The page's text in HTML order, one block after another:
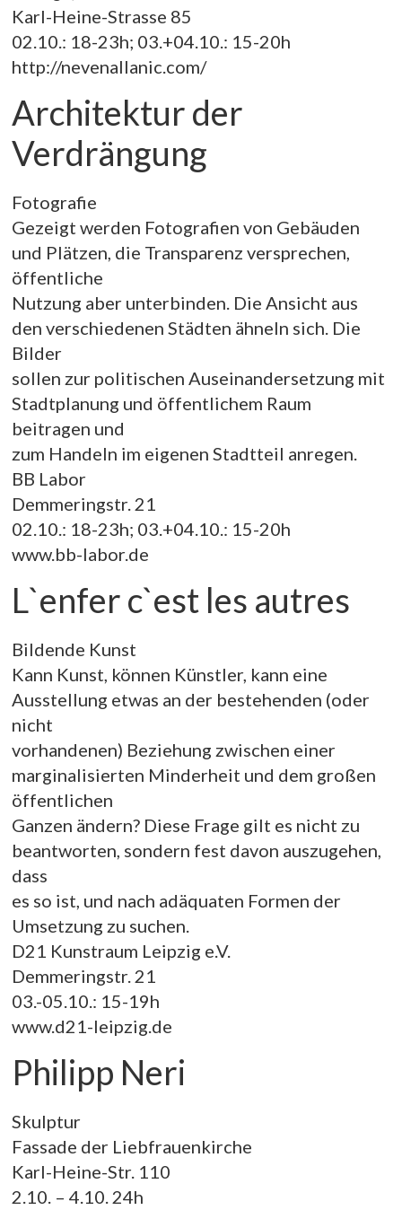
Karl-Heine-Strasse 85
02.10.: 18-23h; 03.+04.10.: 15-20h
http://nevenallanic.com/
Architektur der
Verdrängung
Fotografie
Gezeigt werden Fotografien von Gebäuden
und Plätzen, die Transparenz versprechen,
öffentliche
Nutzung aber unterbinden. Die Ansicht aus
den verschiedenen Städten ähneln sich. Die
Bilder
sollen zur politischen Auseinandersetzung mit
Stadtplanung und öffentlichem Raum
beitragen und
zum Handeln im eigenen Stadtteil anregen.
BB Labor
Demmeringstr. 21
02.10.: 18-23h; 03.+04.10.: 15-20h
www.bb-labor.de
L`enfer c`est les autres
Bildende Kunst
Kann Kunst, können Künstler, kann eine
Ausstellung etwas an der bestehenden (oder
nicht
vorhandenen) Beziehung zwischen einer
marginalisierten Minderheit und dem großen
öffentlichen
Ganzen ändern? Diese Frage gilt es nicht zu
beantworten, sondern fest davon auszugehen,
dass
es so ist, und nach adäquaten Formen der
Umsetzung zu suchen.
D21 Kunstraum Leipzig e.V.
Demmeringstr. 21
03.-05.10.: 15-19h
www.d21-leipzig.de
Philipp Neri
Skulptur
Fassade der Liebfrauenkirche
Karl-Heine-Str. 110
2.10. – 4.10. 24h